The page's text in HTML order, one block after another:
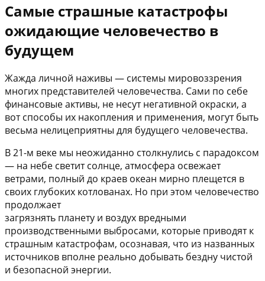
Самые страшные катастрофы
ожидающие человечество в
будущем
Жажда личной наживы — системы мировоззрения
многих представителей человечества. Сами по себе
финансовые активы, не несут негативной окраски, а
вот способы их накопления и применения, могут быть
весьма нелицеприятны для будущего человечества.
В 21-м веке мы неожиданно столкнулись с парадоксом
— на небе светит солнце, атмосфера освежает
ветрами, полный до краев океан мирно плещется в
своих глубоких котлованах. Но при этом человечество
продолжает
загрязнять планету и воздух вредными
производственными выбросами, которые приводят к
страшным катастрофам, осознавая, что из названных
источников вполне реально добывать бездну чистой
и безопасной энергии.